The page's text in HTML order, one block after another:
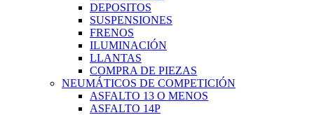
DEPOSITOS
SUSPENSIONES
FRENOS
ILUMINACIÓN
LLANTAS
COMPRA DE PIEZAS
NEUMÁTICOS DE COMPETICIÓN
ASFALTO 13 O MENOS
ASFALTO 14P